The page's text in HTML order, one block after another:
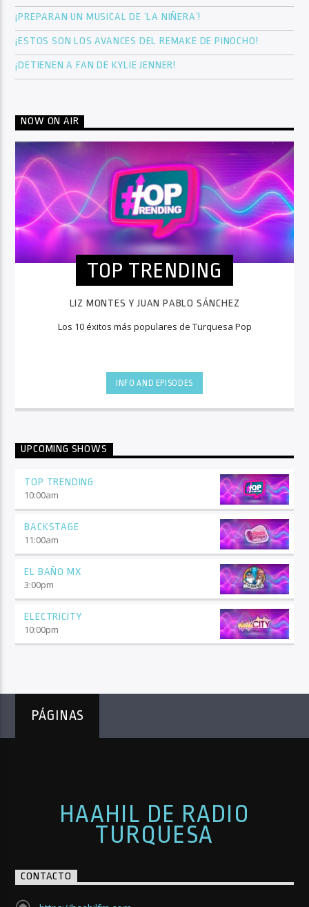
¡PREPARAN UN MUSICAL DE ‘LA NIÑERA’!
¡ESTOS SON LOS AVANCES DEL REMAKE DE PINOCHO!
¡DETIENEN A FAN DE KYLIE JENNER!
NOW ON AIR
TOP TRENDING
LIZ MONTES Y JUAN PABLO SÁNCHEZ
Los 10 éxitos más populares de Turquesa Pop
INFO AND EPISODES
UPCOMING SHOWS
TOP TRENDING
10:00am
BACKSTAGE
11:00am
EL BAÑO MX
3:00pm
ELECTRICITY
10:00pm
PÁGINAS
HAAHIL DE RADIO
TURQUESA
CONTACTO